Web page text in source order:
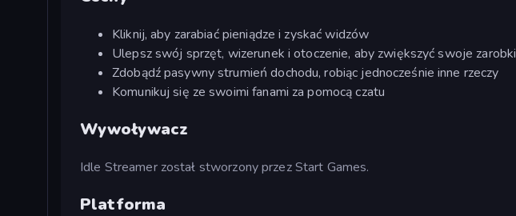
Kliknij, aby zarabiać pieniądze i zyskać widzów
Ulepsz swój sprzęt, wizerunek i otoczenie, aby zwiększyć swoje zarobki
Zdobądź pasywny strumień dochodu, robiąc jednocześnie inne rzeczy
Komunikuj się ze swoimi fanami za pomocą czatu
Wywoływacz
Idle Streamer został stworzony przez Start Games.
Platforma